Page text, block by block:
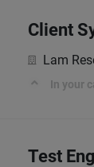
Client
Lam
In your
Test